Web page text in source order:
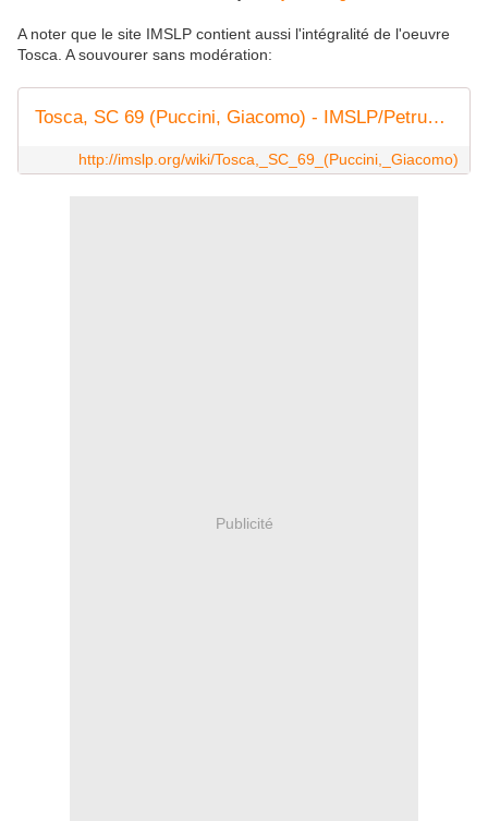
A noter que le site IMSLP contient aussi l'intégralité de l'oeuvre
Tosca. A souvourer sans modération:
Tosca, SC 69 (Puccini, Giacomo) - IMSLP/Petrucci Music Library: Free Public Domain Sheet Music
http://imslp.org/wiki/Tosca,_SC_69_(Puccini,_Giacomo)
Publicité